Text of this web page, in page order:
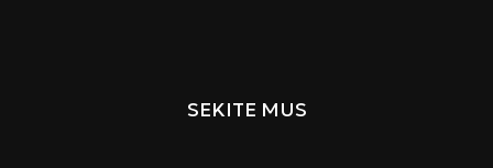
SEKITE MUS